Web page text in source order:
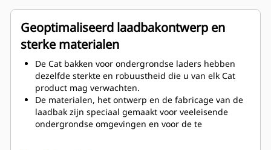
Geoptimaliseerd laadbakontwerp en
sterke materialen
De Cat bakken voor ondergrondse laders hebben
dezelfde sterkte en robuustheid die u van elk Cat
product mag verwachten.
De materialen, het ontwerp en de fabricage van de
laadbak zijn speciaal gemaakt voor veeleisende
ondergrondse omgevingen en voor de te